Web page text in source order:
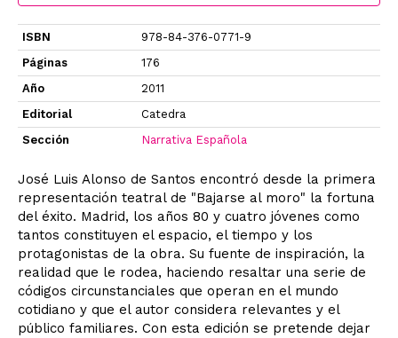
ISBN
978-84-376-0771-9
Páginas
176
Año
2011
Editorial
Catedra
Sección
Narrativa Española
José Luis Alonso de Santos encontró desde la primera
representación teatral de "Bajarse al moro" la fortuna
del éxito. Madrid, los años 80 y cuatro jóvenes como
tantos constituyen el espacio, el tiempo y los
protagonistas de la obra. Su fuente de inspiración, la
realidad que le rodea, haciendo resaltar una serie de
códigos circunstanciales que operan en el mundo
cotidiano y que el autor considera relevantes y el
público familiares. Con esta edición se pretende dejar